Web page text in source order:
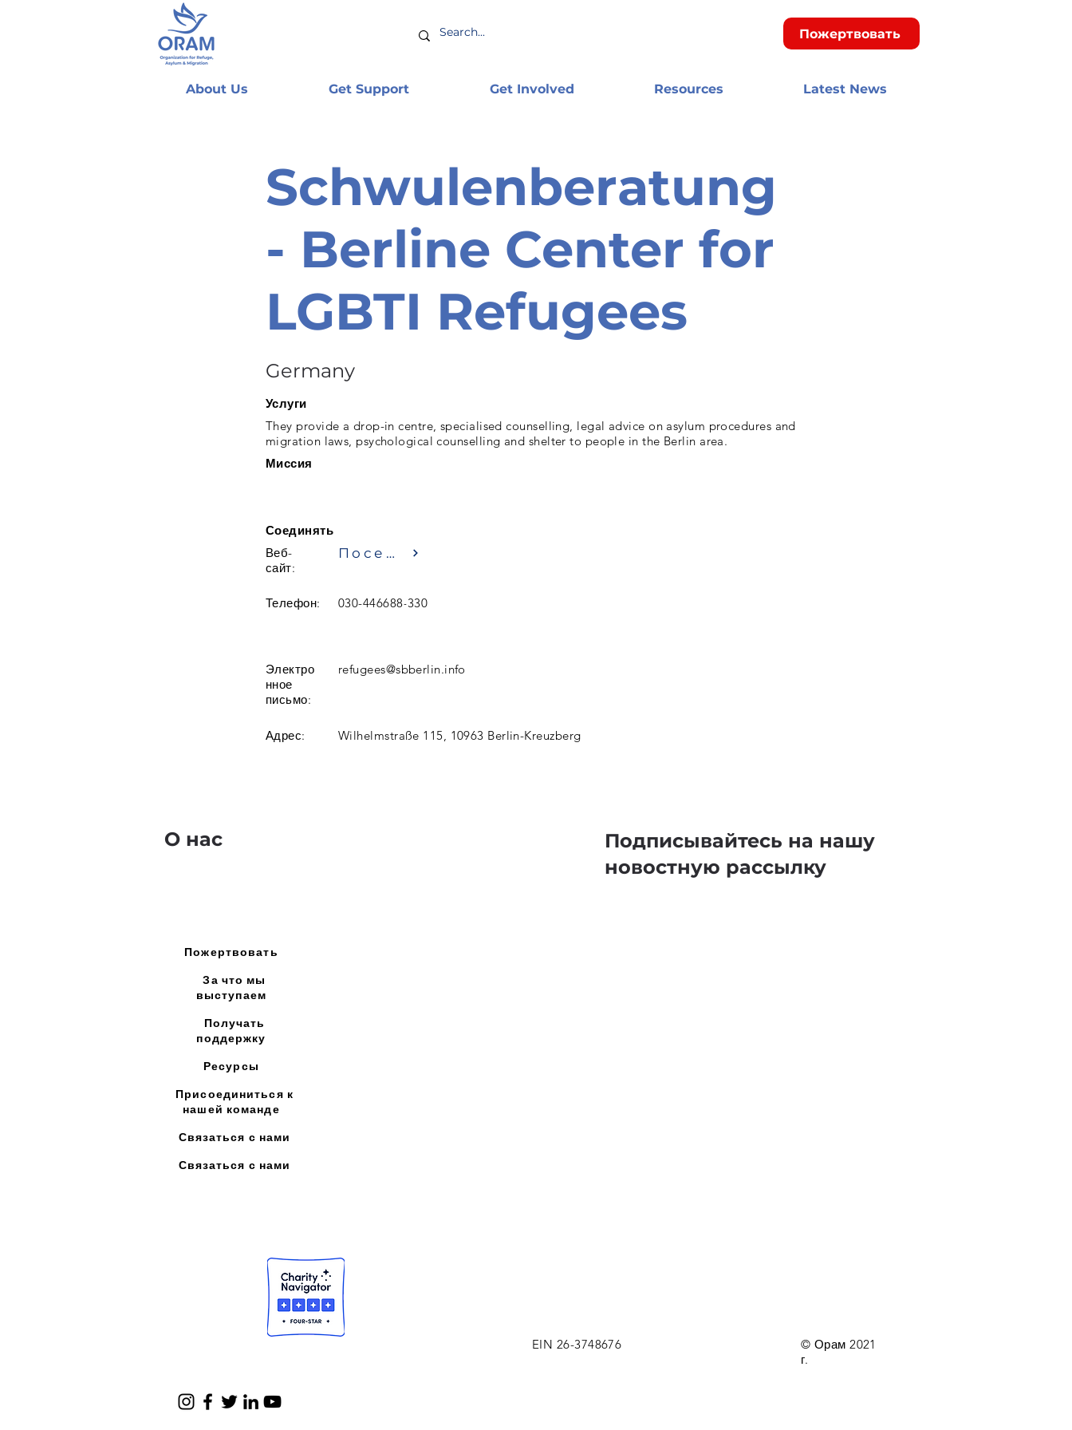
Пожертвовать
About Us Get Support Get Involved Resources Latest News
Schwulenberatung
- Berline Center for
LGBTI Refugees
Germany
Услуги
They provide a drop-in centre, specialised counselling, legal advice on asylum procedures and
migration laws, psychological counselling and shelter to people in the Berlin area.
Миссия
Соединять
Веб-
сайт:
Посещение
Телефон: 030-446688-330
Электро
нное
письмо:
refugees@sbberlin.info
Адрес: Wilhelmstraße 115, 10963 Berlin-Kreuzberg
О нас
Пожертвовать
За что мы
выступаем
Получать
поддержку
Ресурсы
Присоединиться к
нашей команде
Связаться с нами
Связаться с нами
Подписывайтесь на нашу
новостную рассылку
EIN 26-3748676
© Орам 2021
г.